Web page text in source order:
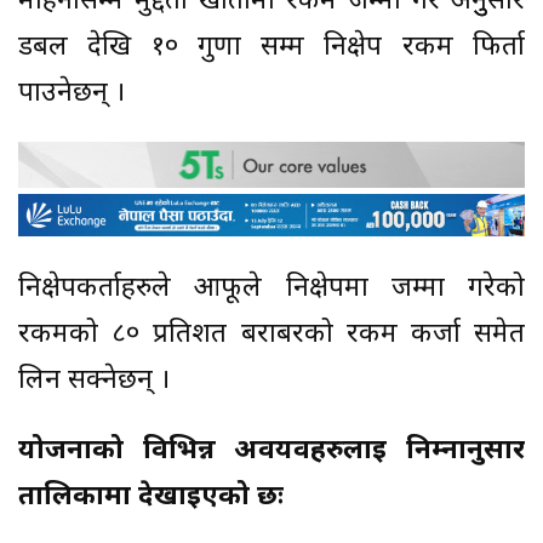
डबल देखि १० गुणा सम्म निक्षेप रकम फिर्ता
पाउनेछन् ।
निक्षेपकर्ताहरुले आफूले निक्षेपमा जम्मा गरेको
रकमको ८० प्रतिशत बराबरको रकम कर्जा समेत
लिन सक्नेछन् ।
योजनाको विभिन्न अवयवहरुलाई निम्नानुसार
तालिकामा देखाइएको छः